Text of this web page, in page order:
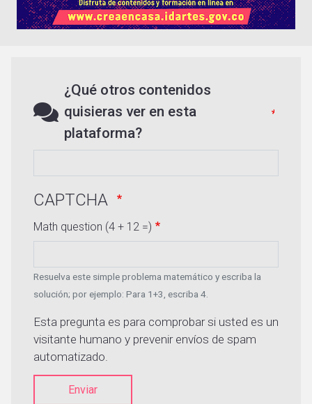
¿Qué otros contenidos
quisieras ver en esta
plataforma?
CAPTCHA
Math question (4 + 12 =)
Resuelva este simple problema matemático y escriba la
solución; por ejemplo: Para 1+3, escriba 4.
Esta pregunta es para comprobar si usted es un
visitante humano y prevenir envíos de spam
automatizado.
Enviar